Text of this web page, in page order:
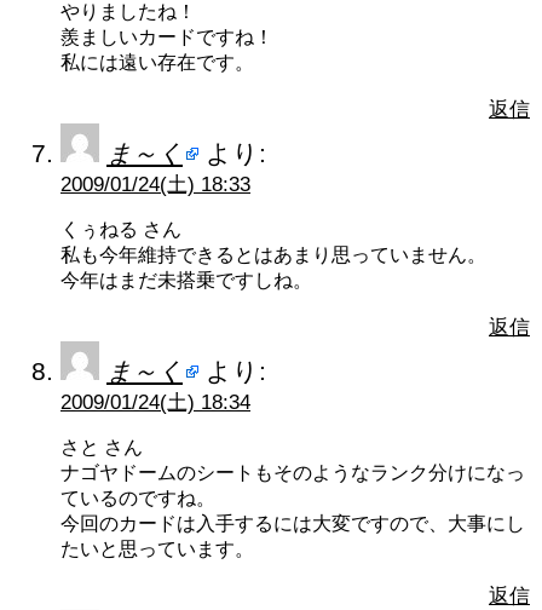
やりましたね！
羨ましいカードですね！
私には遠い存在です。
返信
ま～く より:
2009/01/24(土) 18:33
くぅねる さん
私も今年維持できるとはあまり思っていません。
今年はまだ未搭乗ですしね。
返信
ま～く より:
2009/01/24(土) 18:34
さと さん
ナゴヤドームのシートもそのようなランク分けになっ
ているのですね。
今回のカードは入手するには大変ですので、大事にし
たいと思っています。
返信